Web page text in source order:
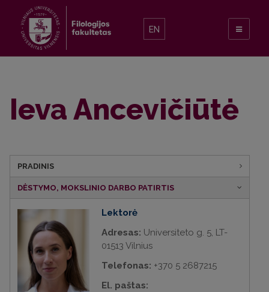
EN
Ieva Ancevičiūtė
PRADINIS
DĖSTYMO, MOKSLINIO DARBO PATIRTIS
Lektorė
Adresas: Universiteto g. 5, LT-
01513 Vilnius
Telefonas: +370 5 2687215
El. paštas: